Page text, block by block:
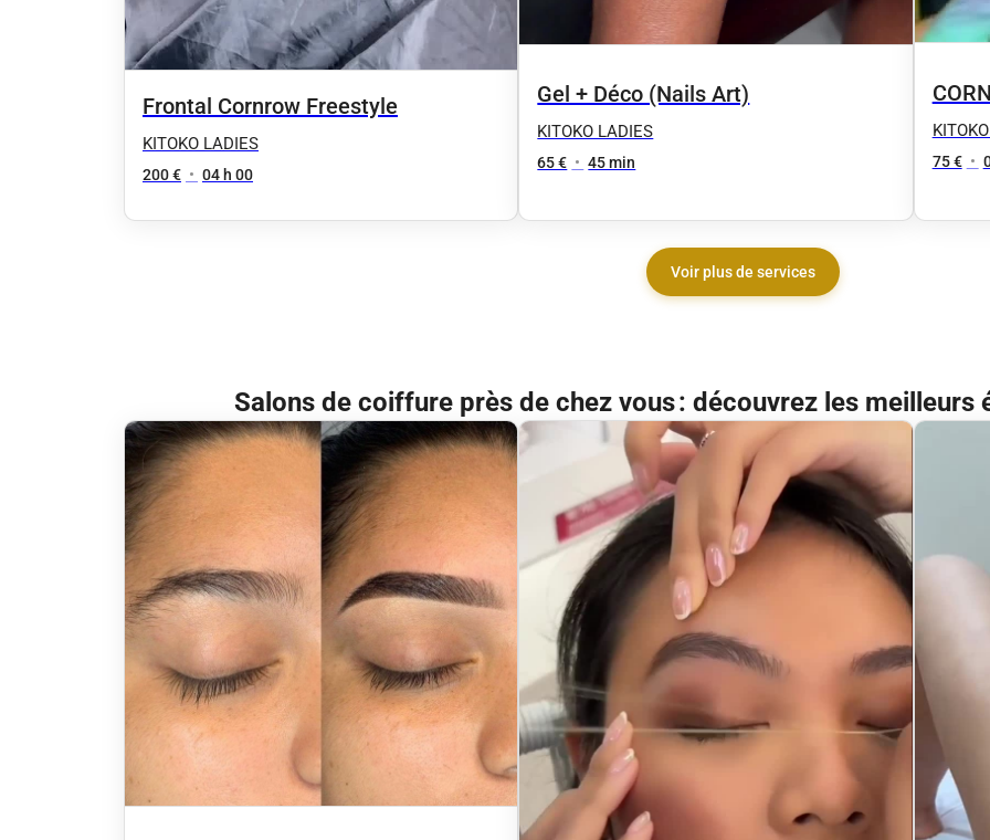
Frontal Cornrow Freestyle
KITOKO LADIES
200 € • 04 h 00
Gel + Déco (Nails Art)
KITOKO LADIES
65 € • 45 min 75 € •
Voir plus de services
Salons de coiffure près de chez vous : découvrez les meilleurs